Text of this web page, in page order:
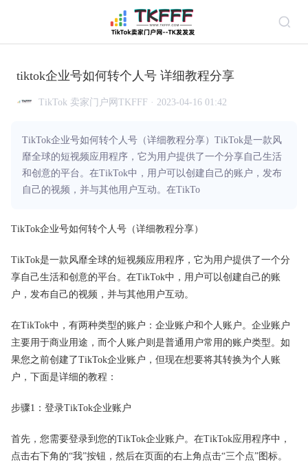
tiktok企业号如何转个人号 详细教程分享
TikTok 卖家门户网TKFFF · 2023-04-16 01:42
TikTok企业号如何转个人号（详细教程分享）TikTok是一款风
靡全球的短视频应用程序，它为用户提供了一个分享自己生活
和创意的平台。在TikTok中，用户可以创建自己的账户，发布
自己的视频，并与其他用户互动。在TikTo
TikTok企业号如何转个人号（详细教程分享）
TikTok是一款风靡全球的短视频应用程序，它为用户提供了一个分
享自己生活和创意的平台。在TikTok中，用户可以创建自己的账
户，发布自己的视频，并与其他用户互动。
在TikTok中，有两种类型的账户：企业账户和个人账户。企业账户
主要用于商业用途，而个人账户则是普通用户常用的账户类型。如
果您之前创建了TikTok企业账户，但现在想要将其转换为个人账
户，下面是详细的教程：
步骤1：登录TikTok企业账户
首先，您需要登录到您的TikTok企业账户。在TikTok应用程序中，
点击右下角的“我”按钮，然后在页面的右上角点击“三个点”图标。